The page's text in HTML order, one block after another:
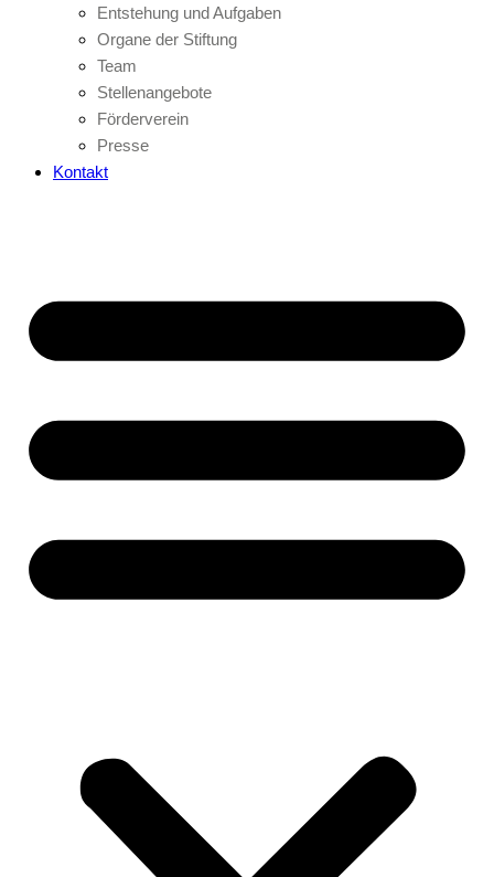
Entstehung und Aufgaben
Organe der Stiftung
Team
Stellenangebote
Förderverein
Presse
Kontakt